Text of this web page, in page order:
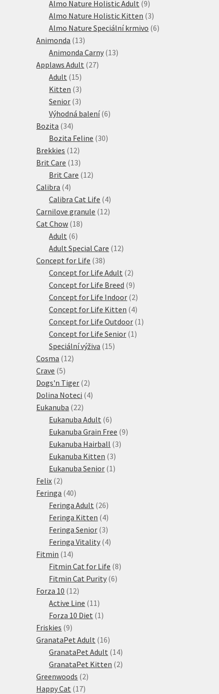
produkt
Almo Nature Holistic Adult 99
produktů
Almo Nature Holistic Kitten 33
produkty
Almo Nature Speciální krmivo 66
Animonda 1313
produktů
Animonda Carny 1313
Applaws Adult 2727
Adult 1515
produktů
Kitten 33
produkty
Senior 33
produkty
Výhodná balení 66
Bozita 3434
produktů
Bozita Feline 3030
Brekkies 1212
produktů
Brit Care 1313
produktů
Brit Care 1212
Calibra 44
produkty
Calibra Cat Life 44
produkty
Carnilove granule 1212
Cat Chow 1818
Adult 66
produktů
Adult Special Care 1212
Concept for Life 3838
produktů
Concept for Life Adult 22
produkty
Concept for Life Breed 99
produktů
Concept for Life Indoor 22
produkty
Concept for Life Kitten 44
produkty
Concept for Life Outdoor 1 1
Concept for Life Senior 1 1
Speciální výživa 1515
Cosma 1212
Crave 55
produktů
Dogs'n Tiger 22
produkty
Dolina Noteci 44
Eukanuba 2222
produktů
Eukanuba Adult 66
produktů
Eukanuba Grain Free 99
Eukanuba Hairball 33
Eukanuba Kitten 33
produkty
Eukanuba Senior 1 1
Felix 22
produkty
Feringa 4040
produktů
Feringa Adult 2626
produktů
Feringa Kitten 44
produkty
Feringa Senior 33
produkty
Feringa Vitality 44
Fitmin 1414
produktů
Fitmin Cat for Life 88
Fitmin Cat Purity 66
Forza 10 1212
produktů
Active Line 11 11
produktů
Forza 10 Diet 1 1
Friskies 99
produktů
GranataPet Adult 1616
produktů
GranataPet Adult 1414
produktů
GranataPet Kitten 22
Greenwoods 22
Happy Cat 1717